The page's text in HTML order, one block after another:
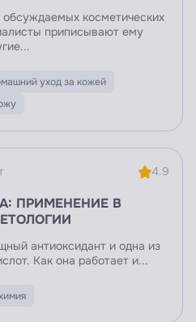
косметических
приписывают ему
уход за кожей
4.9
ПРИМЕНЕНИЕ В
антиоксидант и одна из
Как она работает и...